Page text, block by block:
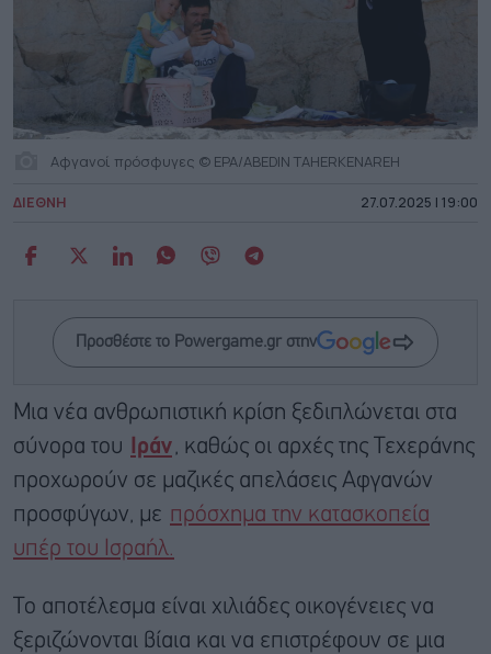
Αφγανοί πρόσφυγες © EPA/ABEDIN TAHERKENAREH
ΔΙΕΘΝΗ 27.07.2025 | 19:00
Προσθέστε το Powergame.gr στην
Μια νέα ανθρωπιστική κρίση ξεδιπλώνεται στα
σύνορα του
Ιράν, καθώς οι αρχές της Τεχεράνης
προχωρούν σε μαζικές απελάσεις Αφγανών
προσφύγων, με πρόσχημα την κατασκοπεία
υπέρ του Ισραήλ.
Το αποτέλεσμα είναι χιλιάδες οικογένειες να
ξεριζώνονται βίαια και να επιστρέφουν σε μια